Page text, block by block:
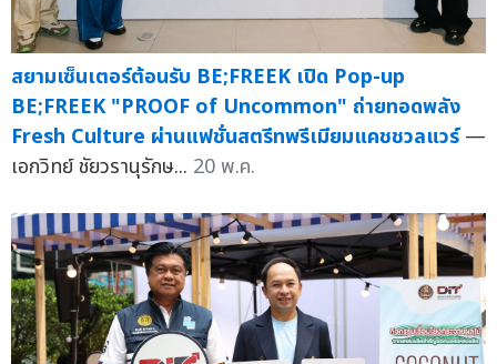
สยามเซ็นเตอร์ต้อนรับ BE;FREEK เปิด Pop-up
BE;FREEK "PROOF of Uncommon" ถ่ายทอดพลัง
Fresh Culture ผ่านแฟชั่นสตรีทพรีเมียมแคชชวลแวร์ —
เอกวิทย์ ชัยวรานุรักษ... 20 พ.ค.